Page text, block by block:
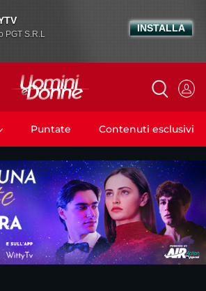
Puntate Contenuti esclusivi
PGT S.R.L
INSTALLA